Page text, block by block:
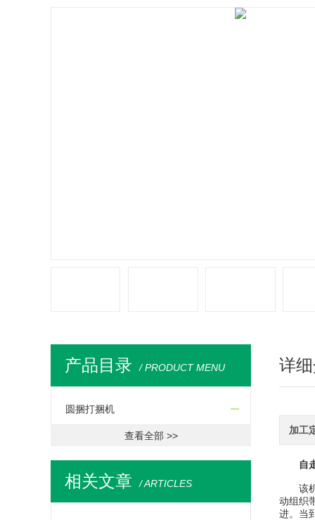
产品目录 / PRODUCT MENU
圆捆打捆机
查看全部 >>
相关文章 / ARTICLES
详
加工
自走
该机
动组织
进。当